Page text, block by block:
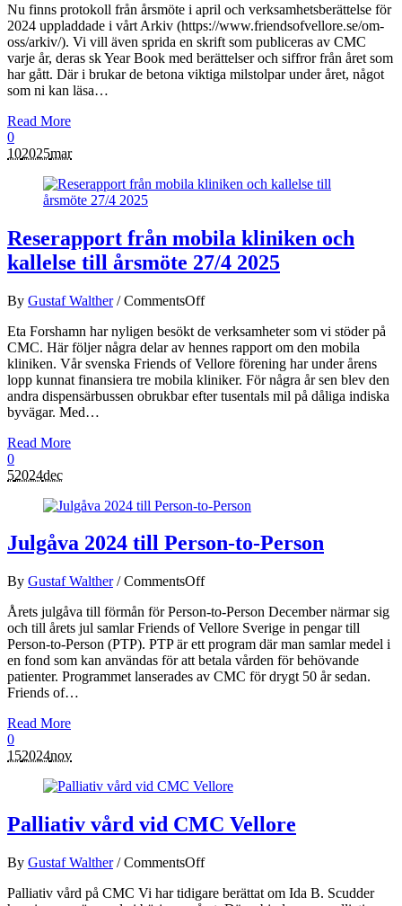
Nu finns protokoll från årsmöte i april och verksamhetsberättelse för
2024 uppladdade i vårt Arkiv (https://www.friendsofvellore.se/om-
oss/arkiv/). Vi vill även sprida en skrift som publiceras av CMC
varje år, deras sk Year Book med berättelser och siffror från året som
har gått. Där i brukar de betona viktiga milstolpar under året, något
som ni kan läsa…
Read More
0
102025mar
Reserapport från mobila kliniken och
kallelse till årsmöte 27/4 2025
By Gustaf Walther / CommentsOff
Eta Forshamn har nyligen besökt de verksamheter som vi stöder på
CMC. Här följer några delar av hennes rapport om den mobila
kliniken. Vår svenska Friends of Vellore förening har under årens
lopp kunnat finansiera tre mobila kliniker. För några år sen blev den
andra dispensärbussen obrukbar efter tusentals mil på dåliga indiska
byvägar. Med…
Read More
0
52024dec
Julgåva 2024 till Person-to-Person
By Gustaf Walther / CommentsOff
Årets julgåva till förmån för Person-to-Person December närmar sig
och till årets jul samlar Friends of Vellore Sverige in pengar till
Person-to-Person (PTP). PTP är ett program där man samlar medel i
en fond som kan användas för att betala vården för behövande
patienter. Programmet lanserades av CMC för drygt 50 år sedan.
Friends of…
Read More
0
152024nov
Palliativ vård vid CMC Vellore
By Gustaf Walther / CommentsOff
Palliativ vård på CMC Vi har tidigare berättat om Ida B. Scudder